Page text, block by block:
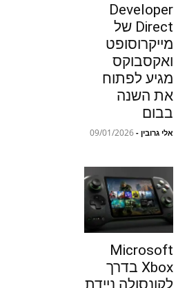
Developer
Direct של
מייקרוסופט
ואקסבוקס
מגיע לפתוח
את השנה
בבום
אלי גרובין -
09/01/2026
Microsoft
Xbox בדרך